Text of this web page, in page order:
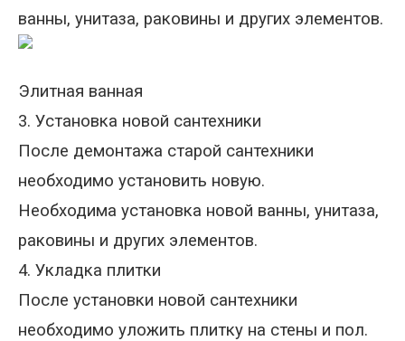
ванны, унитаза, раковины и других элементов.
Элитная ванная
3. Установка новой сантехники
После демонтажа старой сантехники
необходимо установить новую.
Необходима установка новой ванны, унитаза,
раковины и других элементов.
4. Укладка плитки
После установки новой сантехники
необходимо уложить плитку на стены и пол.